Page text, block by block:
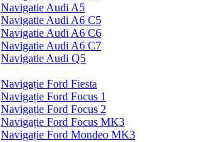
Navigatie Audi A5
Navigatie Audi A6 C5
Navigatie Audi A6 C6
Navigatie Audi A6 C7
Navigatie Audi Q5
Navigație Ford Fiesta
Navigație Ford Focus 1
Navigație Ford Focus 2
Navigație Ford Focus MK3
Navigație Ford Mondeo MK3